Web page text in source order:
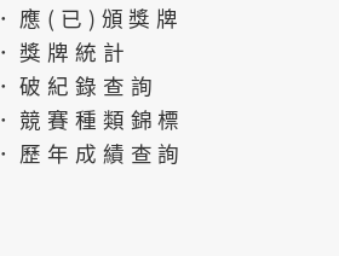
．應(已)頒獎牌
．獎牌統計
．破紀錄查詢
．競賽種類錦標
．歷年成績查詢